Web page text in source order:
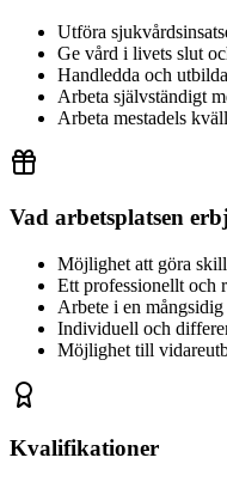
Utföra
Ge vård i livets slut
Handledda och
Arbeta självständigt
Arbeta mestadels
Vad arbetsplatsen
Möjlighet att göra
Ett professionellt och
Arbete i en
Individuell och
Möjlighet till
Kvalifikationer